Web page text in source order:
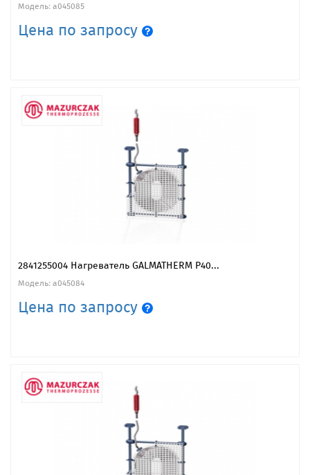
Модель: a045085
Цена по запросу
2841255004 Нагреватель GALMATHERM P40...
Модель: a045084
Цена по запросу